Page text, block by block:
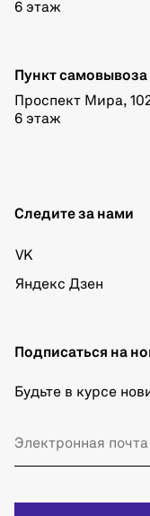
6 этаж
Пункт
Проспект Мира,
6 этаж
Следите за нами
VK
Яндекс Дзен
Подписаться на
Будьте в курсе